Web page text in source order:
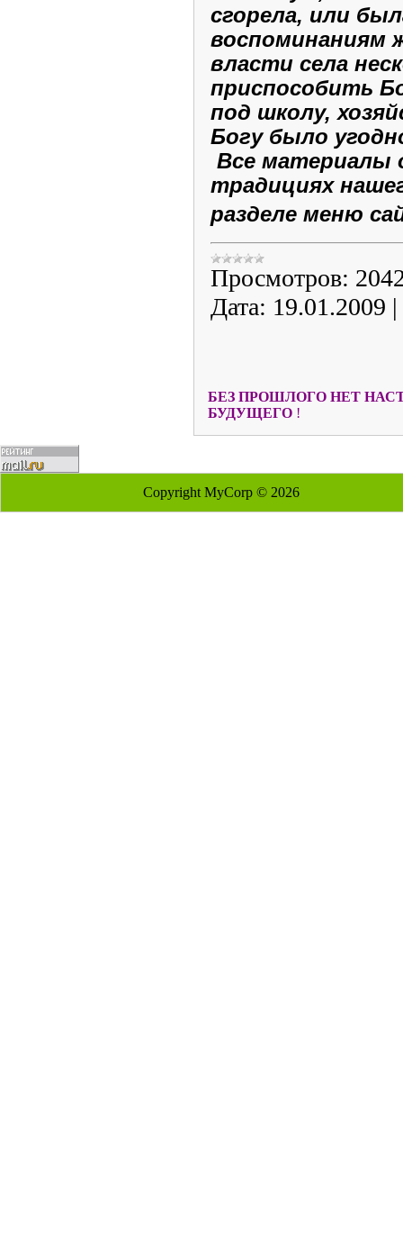
сгорела, или
воспоминаниям
власти села
приспособить
под школу,
Богу было
Все материалы
традициях
разделе меню
Просмотров:
Дата: 19.01.2009 |
БЕЗ ПРОШЛОГО НЕТ
БУДУЩЕГО !
Copyright MyCorp © 2026